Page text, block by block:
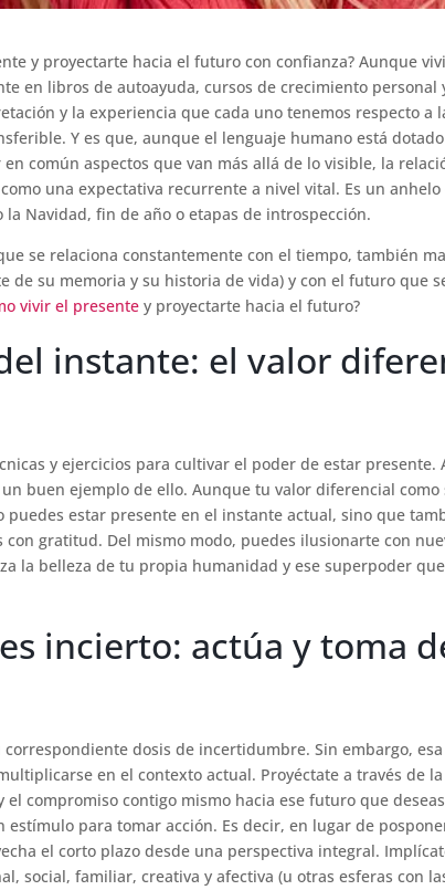
y proyectarte hacia el futuro con confianza? Aunque
en libros de autoayuda, cursos de crecimiento personal
y la experiencia que cada uno tenemos respecto a
Y es que, aunque el lenguaje humano está
común aspectos que van más allá de lo visible, la
una expectativa recurrente a nivel vital. Es un
la Navidad, fin de año o etapas de introspección.
se relaciona constantemente con el tiempo, también
de su memoria y su historia de vida) y con el futuro que
vivir el presente y proyectarte hacia el futuro?
instante: el valor
y ejercicios para cultivar el poder de estar
buen ejemplo de ello. Aunque tu valor diferencial
puedes estar presente en el instante actual, sino que
con gratitud. Del mismo modo, puedes ilusionarte con
la belleza de tu propia humanidad y ese superpoder
incierto: actúa y toma
dosis de incertidumbre. Sin embargo,
en el contexto actual. Proyéctate a través de
compromiso contigo mismo hacia ese futuro que
para tomar acción. Es decir, en lugar de
el corto plazo desde una perspectiva integral.
social, familiar, creativa y afectiva (u otras esferas con